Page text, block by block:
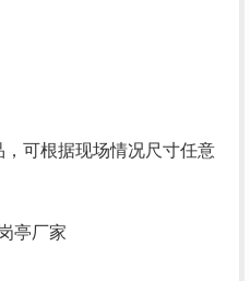
可根据现场情况尺寸任意